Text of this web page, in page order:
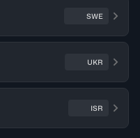
SWE
UKR
ISR